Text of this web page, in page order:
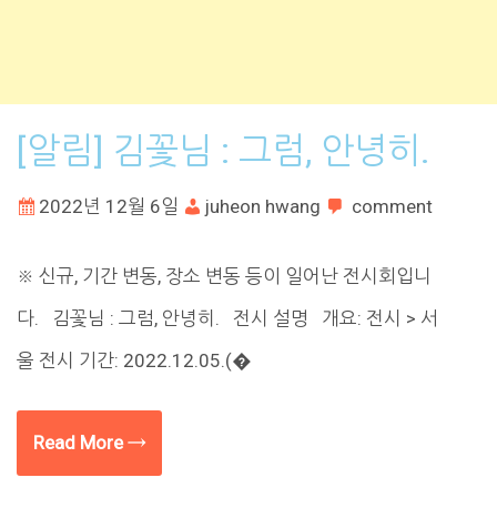
[알림] 김꽃님 : 그럼, 안녕히.
2022년 12월 6일 juheon hwang comment
※ 신규, 기간 변동, 장소 변동 등이 일어난 전시회입니
다. 김꽃님 : 그럼, 안녕히. 전시 설명 개요: 전시 > 서
울 전시 기간: 2022.12.05.(�
Read More →